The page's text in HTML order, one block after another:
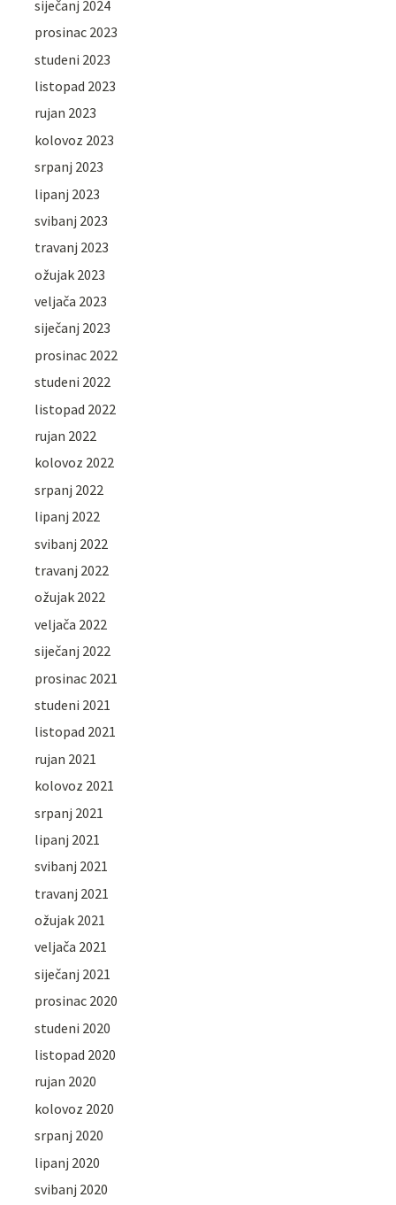
siječanj 2024
prosinac 2023
studeni 2023
listopad 2023
rujan 2023
kolovoz 2023
srpanj 2023
lipanj 2023
svibanj 2023
travanj 2023
ožujak 2023
veljača 2023
siječanj 2023
prosinac 2022
studeni 2022
listopad 2022
rujan 2022
kolovoz 2022
srpanj 2022
lipanj 2022
svibanj 2022
travanj 2022
ožujak 2022
veljača 2022
siječanj 2022
prosinac 2021
studeni 2021
listopad 2021
rujan 2021
kolovoz 2021
srpanj 2021
lipanj 2021
svibanj 2021
travanj 2021
ožujak 2021
veljača 2021
siječanj 2021
prosinac 2020
studeni 2020
listopad 2020
rujan 2020
kolovoz 2020
srpanj 2020
lipanj 2020
svibanj 2020